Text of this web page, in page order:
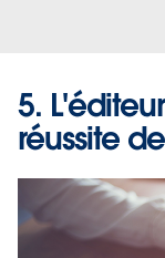
5.
réussite